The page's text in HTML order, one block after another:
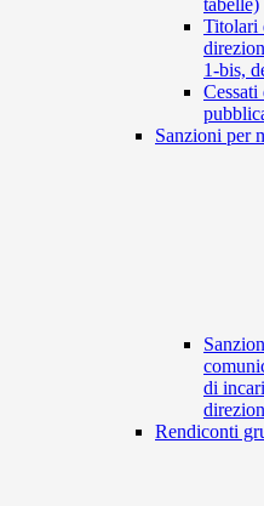
tabelle)
Titolari
1-bis,
Sanzioni per
di
Rendiconti